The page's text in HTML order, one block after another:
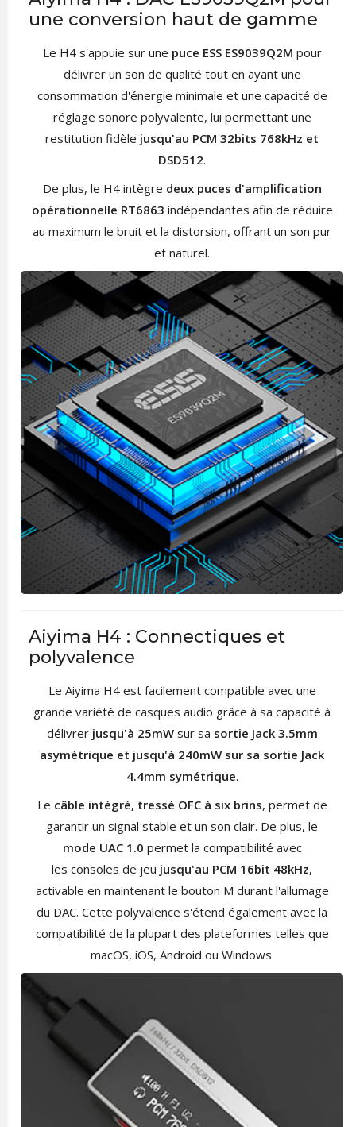
une conversion haut de gamme
Le H4 s'appuie sur une puce ESS ES9039Q2M pour
délivrer un son de qualité tout en ayant une
consommation d'énergie minimale et une capacité de
réglage sonore polyvalente, lui permettant une
restitution fidèle jusqu'au PCM 32bits 768kHz et
DSD512.
De plus, le H4 intègre deux puces d'amplification
opérationnelle RT6863 indépendantes afin de réduire
au maximum le bruit et la distorsion, offrant un son pur
et naturel.
Aiyima H4 : Connectiques et
polyvalence
Le Aiyima H4 est facilement compatible avec une
grande variété de casques audio grâce à sa capacité à
délivrer jusqu'à 25mWsur sa sortie Jack 3.5mm
asymétrique et jusqu'à 240mW sur sa sortie Jack
4.4mm symétrique.
Le câble intégré, tressé OFC à six brins, permet de
garantir un signal stable et un son clair. De plus, le
mode UAC 1.0 permet la compatibilité avec
les consoles de jeu jusqu'au PCM 16bit 48kHz,
activable en maintenant le bouton M durant l'allumage
du DAC. Cette polyvalence s'étend également avec la
compatibilité de la plupart des plateformes telles que
macOS, iOS, Android ou Windows.